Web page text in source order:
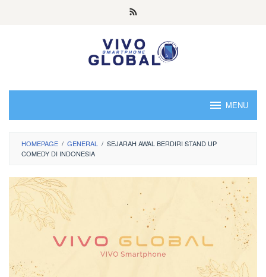
MENU
HOMEPAGE / GENERAL / SEJARAH AWAL BERDIRI STAND UP
COMEDY DI INDONESIA